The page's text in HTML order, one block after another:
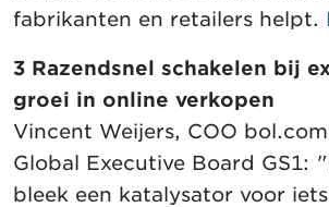
fabrikanten en retailers helpt.
3 Razendsnel schakelen bij
groei in online verkopen
Vincent Weijers, COO
Global Executive Board GS1:
bleek een katalysator voor